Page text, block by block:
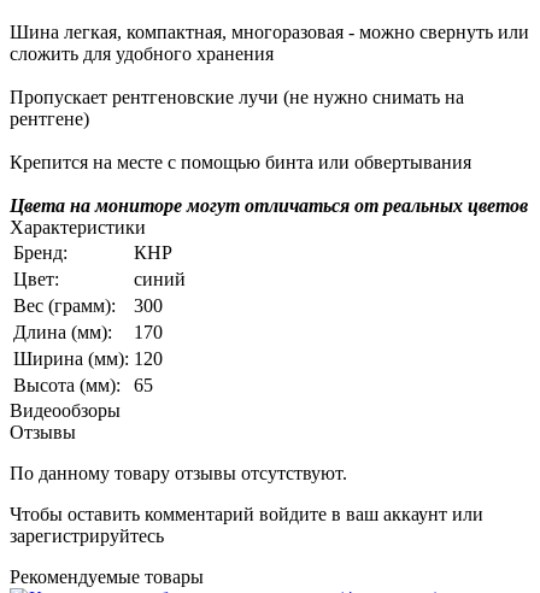
Шина легкая, компактная, многоразовая - можно свернуть или
сложить для удобного хранения
Пропускает рентгеновские лучи (не нужно снимать на
рентгене)
Крепится на месте с помощью бинта или обвертывания
Цвета на мониторе могут отличаться от реальных цветов
Характеристики
Бренд:
КНР
Цвет:
синий
Вес (грамм):
300
Длина (мм):
170
Ширина (мм): 120
Высота (мм):
65
Видеообзоры
Отзывы
По данному товару отзывы отсутствуют.
Чтобы оставить комментарий войдите в ваш аккаунт или
зарегистрируйтесь
Рекомендуемые товары